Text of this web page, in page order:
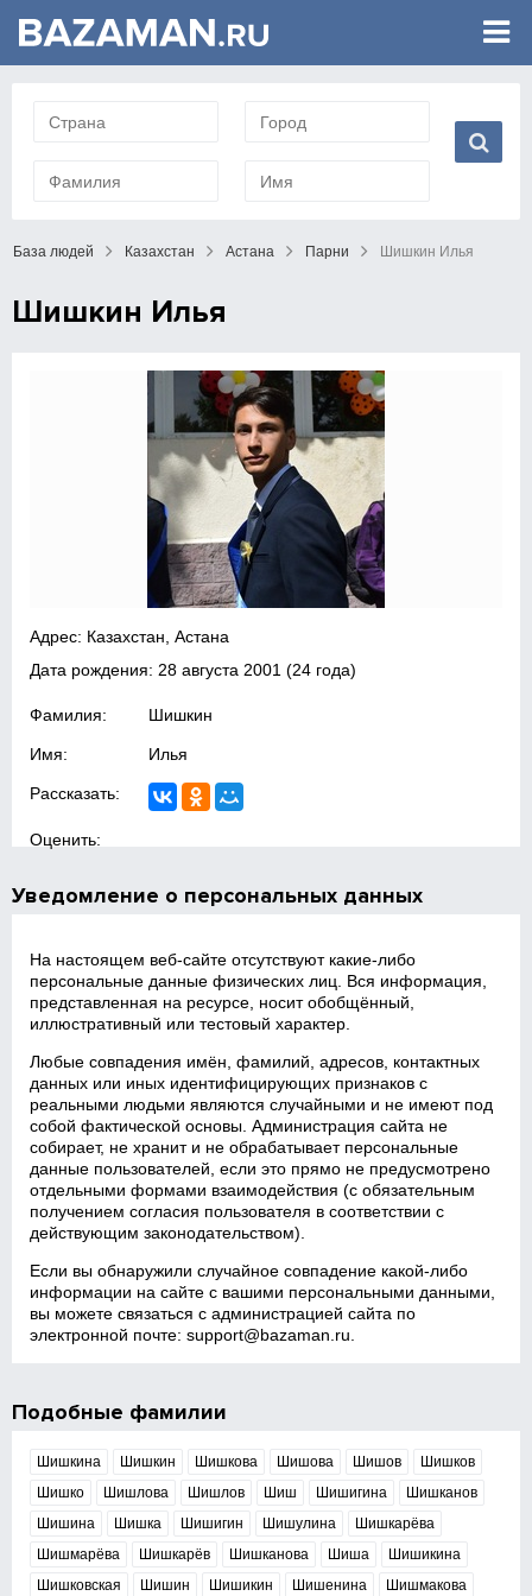
База людей Казахстан Астана Парни Шишкин Илья
Шишкин Илья
Адрес: Казахстан, Астана
Дата рождения: 28 августа 2001 (24 года)
Фамилия: Шишкин
Имя: Илья
Рассказать:
Оценить:
Уведомление о персональных данных
На настоящем веб‑сайте отсутствуют какие‑либо
персональные данные физических лиц. Вся информация,
представленная на ресурсе, носит обобщённый,
иллюстративный или тестовый характер.
Любые совпадения имён, фамилий, адресов, контактных
данных или иных идентифицирующих признаков с
реальными людьми являются случайными и не имеют под
собой фактической основы. Администрация сайта не
собирает, не хранит и не обрабатывает персональные
данные пользователей, если это прямо не предусмотрено
отдельными формами взаимодействия (с обязательным
получением согласия пользователя в соответствии с
действующим законодательством).
Если вы обнаружили случайное совпадение какой‑либо
информации на сайте с вашими персональными данными,
вы можете связаться с администрацией сайта по
электронной почте:support@bazaman.ru
Подобные фамилии
Шишкина Шишкин Шишкова Шишова Шишов
Шишков
Шишко
Шишлова Шишлов Шиш Шишигина
Шишканов
Шишина
Шишка Шишигин Шишулина
Шишкарёва
Шишмарёва
Шишкарёв Шишканова Шиша
Шишикина
Шишковская
Шишин Шишикин Шишенина Шишмакова